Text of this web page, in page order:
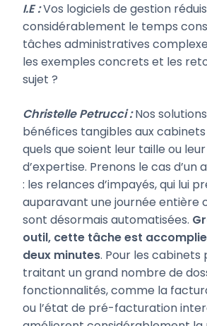
I.E :Vos logiciels de gestion
considérablement le temps
tâches administratives
les exemples concrets et les
sujet ?
Christelle Petrucci :Nos
bénéfices tangibles aux cabinets
quels que soient leur taille ou
d’expertise. Prenons le cas d’un
: les relances d’impayés, qui lui
auparavant une journée entière
sont désormais automatisées.
outil, cette tâche est
deux minutes. Pour les cabinets
traitant un grand nombre de
fonctionnalités, comme la
ou l’état de pré-facturation